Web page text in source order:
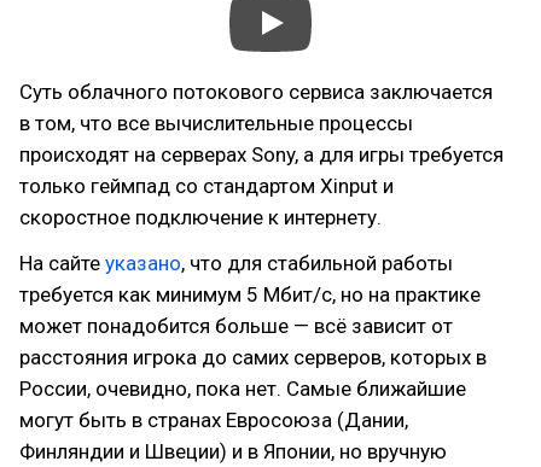
Суть облачного потокового сервиса заключается
в том, что все вычислительные процессы
происходят на серверах Sony, а для игры требуется
только геймпад со стандартом Xinput и
скоростное подключение к интернету.
На сайте указано, что для стабильной работы
требуется как минимум 5 Мбит/с, но на практике
может понадобится больше — всё зависит от
расстояния игрока до самих серверов, которых в
России, очевидно, пока нет. Самые ближайшие
могут быть в странах Евросоюза (Дании,
Финляндии и Швеции) и в Японии, но вручную